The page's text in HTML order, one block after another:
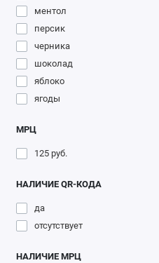
ментол
персик
черника
шоколад
яблоко
ягоды
МРЦ
125 руб.
НАЛИЧИЕ QR-КОДА
да
отсутствует
НАЛИЧИЕ МРЦ